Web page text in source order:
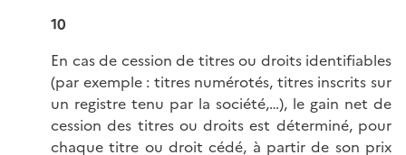
10
En cas de cession de titres ou droits identifiables
(par exemple : titres numérotés, titres inscrits sur
un registre tenu par la société,…), le gain net de
cession des titres ou droits est déterminé, pour
chaque titre ou droit cédé, à partir de son prix